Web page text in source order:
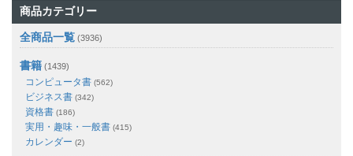
商品カテゴリー
全商品一覧 (3936)
書籍 (1439)
コンピュータ書 (562)
ビジネス書 (342)
資格書 (186)
実用・趣味・一般書 (415)
カレンダー (2)